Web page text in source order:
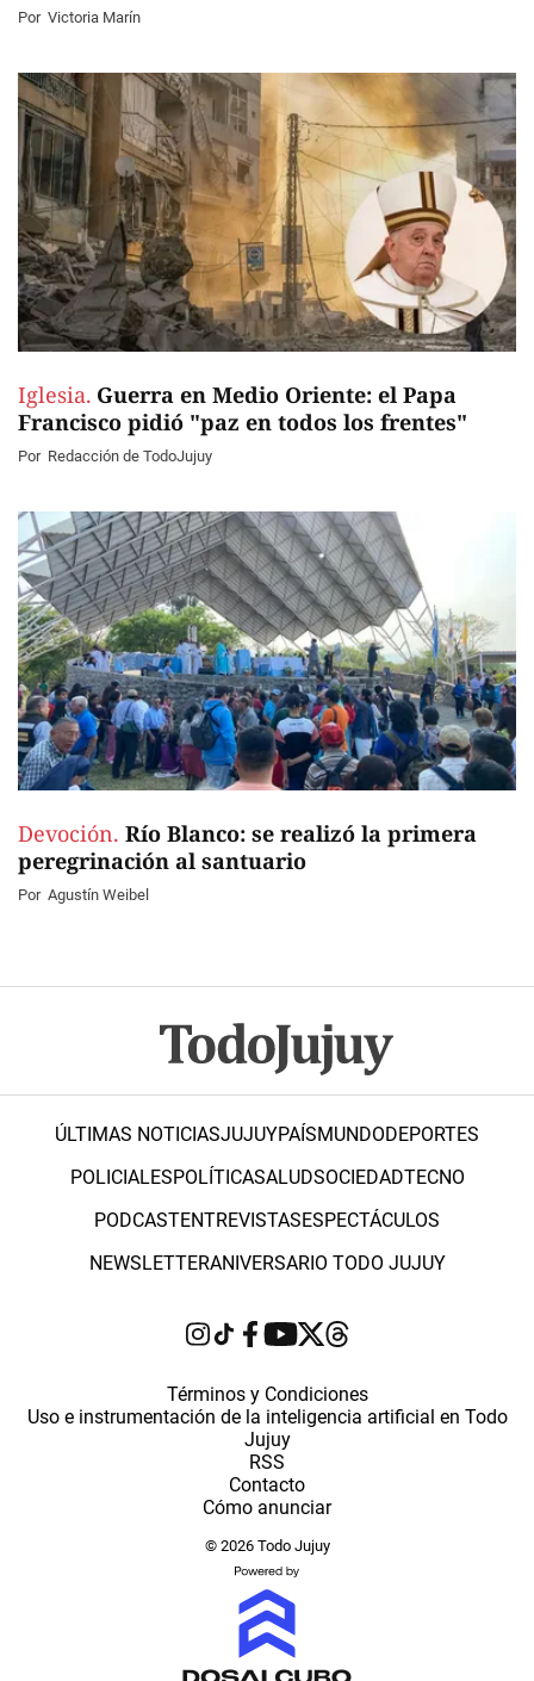
Por Victoria Marín
Iglesia. Guerra en Medio Oriente: el Papa
Francisco pidió "paz en todos los frentes"
Por Redacción de TodoJujuy
Devoción. Río Blanco: se realizó la primera
peregrinación al santuario
Por Agustín Weibel
ÚLTIMAS NOTICIASJUJUYPAÍSMUNDODEPORTES
POLICIALESPOLÍTICASALUDSOCIEDADTECNO
PODCASTENTREVISTASESPECTÁCULOS
NEWSLETTERANIVERSARIO TODO JUJUY
Términos y Condiciones
Uso e instrumentación de la inteligencia artificial en Todo
Jujuy
RSS
Contacto
Cómo anunciar
© 2026 Todo Jujuy